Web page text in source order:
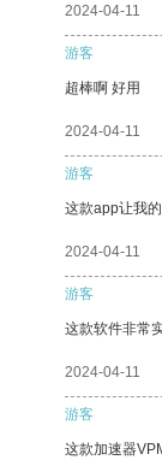
2024-04-11
游客
超棒啊 好用
2024-04-11
游客
这款app让我
2024-04-11
游客
这款软件非常
2024-04-11
游客
这款加速器